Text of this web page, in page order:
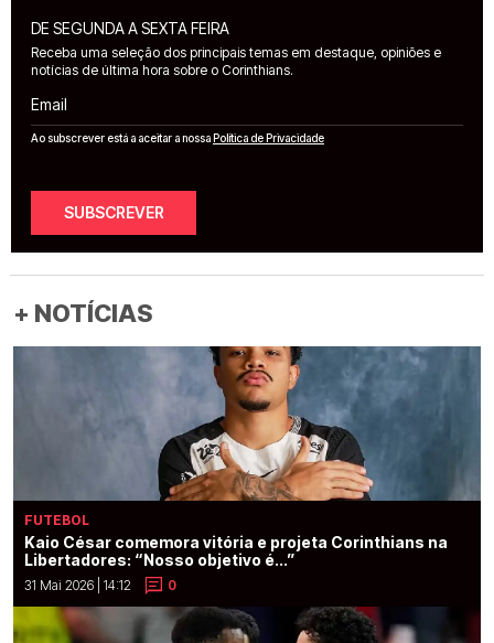
DE SEGUNDA A SEXTA FEIRA
Receba uma seleção dos principais temas em destaque, opiniões e
notícias de última hora sobre o Corinthians.
Email
Ao subscrever está a aceitar a nossaPolítica de Privacidade
SUBSCREVER
+ NOTÍCIAS
FUTEBOL
Kaio César comemora vitória e projeta Corinthians na
Libertadores: “Nosso objetivo é...”
31 Mai 2026 | 14:12 0